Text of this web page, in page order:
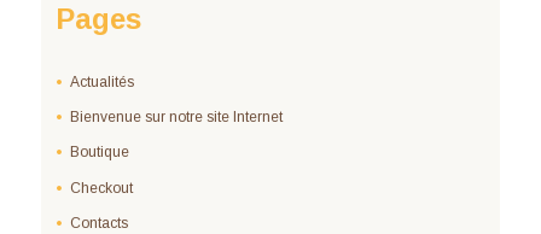
Pages
Actualités
Bienvenue sur notre site Internet
Boutique
Checkout
Contacts